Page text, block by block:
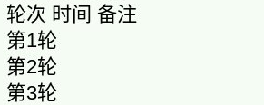
时间 备注
1轮
2轮
3轮